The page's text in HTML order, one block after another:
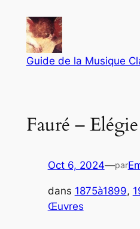
contenu
Guide de la Musique
Fauré – Elégie
Oct 6, 2024—par
dans 1875à1899,
Œuvres